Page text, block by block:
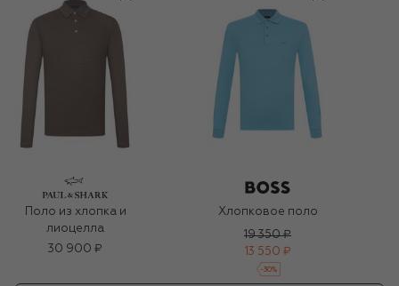
Поло из хлопка и
лиоцелла
30 900 ₽
Хлопковое поло
19 350 ₽
13 550 ₽
-30%